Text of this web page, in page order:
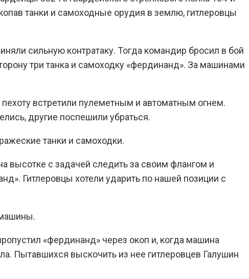
танки и самоходные орудия в землю, гитлеровцы
сильную контратаку. Тогда командир бросил в бой
три танка и самоходку «фердинанд». За машинами
встретили пулеметным и автоматным огнем.
другие поспешили убраться.
танки и самоходки.
высотке с задачей следить за своим флангом и
Гитлеровцы хотели ударить по нашей позиции с
«фердинанд» через окоп и, когда машина
Пытавшихся выскочить из нее гитлеровцев Галушин